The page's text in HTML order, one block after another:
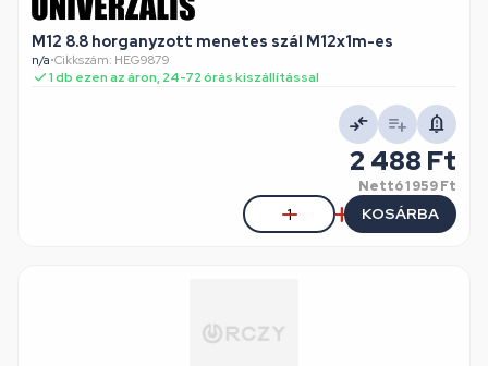
M12 8.8 horganyzott menetes szál M12x1m-es
n/a•Cikkszám: HEG9879
1 db ezen az áron, 24-72 órás kiszállítással
2 488 Ft
Nettó1 959 Ft
KOSÁRBA